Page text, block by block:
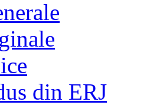
din ERJ